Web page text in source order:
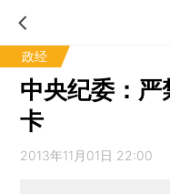
政经
中央纪委：
卡
2013年11月01日 22:00